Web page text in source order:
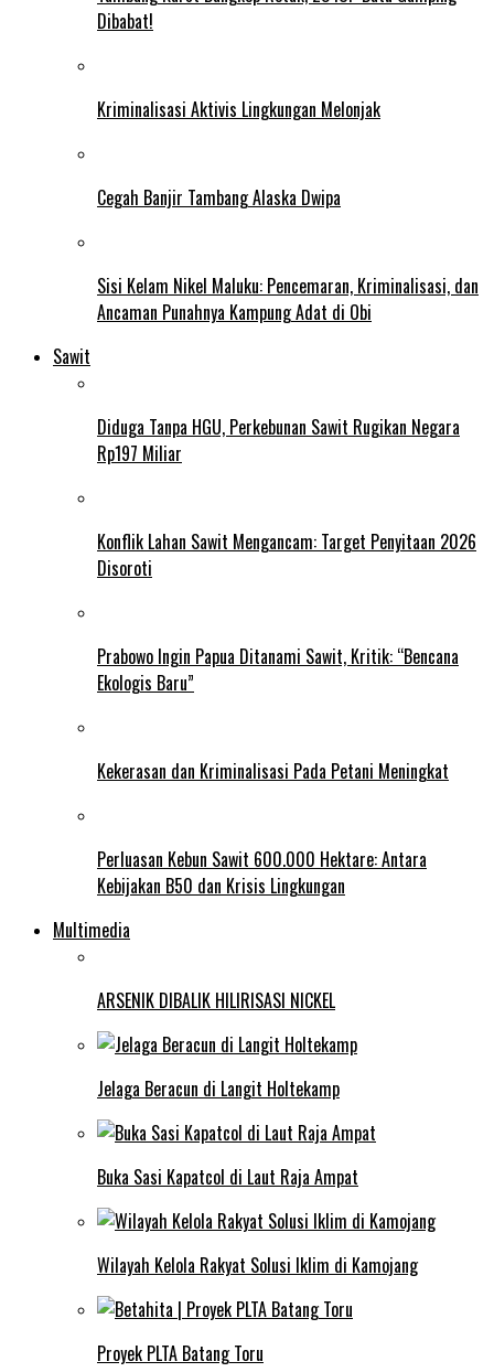
Dibabat!
Kriminalisasi Aktivis Lingkungan Melonjak
Cegah Banjir Tambang Alaska Dwipa
Sisi Kelam Nikel Maluku: Pencemaran, Kriminalisasi, dan
Ancaman Punahnya Kampung Adat di Obi
Sawit
Diduga Tanpa HGU, Perkebunan Sawit Rugikan Negara
Rp197 Miliar
Konflik Lahan Sawit Mengancam: Target Penyitaan 2026
Disoroti
Prabowo Ingin Papua Ditanami Sawit, Kritik: “Bencana
Ekologis Baru”
Kekerasan dan Kriminalisasi Pada Petani Meningkat
Perluasan Kebun Sawit 600.000 Hektare: Antara
Kebijakan B50 dan Krisis Lingkungan
Multimedia
ARSENIK DIBALIK HILIRISASI NICKEL
Jelaga Beracun di Langit Holtekamp
Buka Sasi Kapatcol di Laut Raja Ampat
Wilayah Kelola Rakyat Solusi Iklim di Kamojang
Proyek PLTA Batang Toru